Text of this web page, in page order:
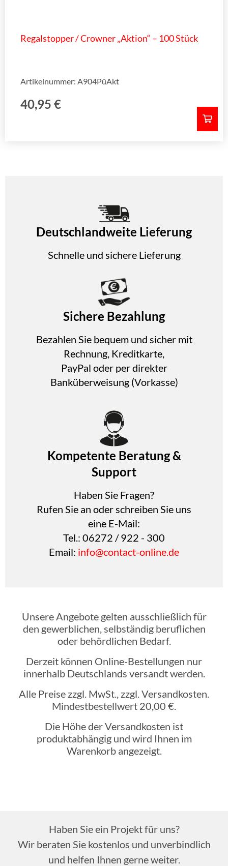
Regalstopper / Crowner „Aktion“ – 100 Stück
40,95 €
Artikelnummer: A904PüAkt
Deutschlandweite Lieferung
Schnelle und sichere Lieferung
Sichere Bezahlung
Bezahlen Sie bequem und sicher mit
Rechnung, Kreditkarte,
PayPal oder per direkter
Banküberweisung (Vorkasse)
Kompetente Beratung &
Support
Haben Sie Fragen?
Rufen Sie an oder schreiben Sie uns
eine E-Mail:
Tel.: 06272 / 922 - 300
Email: info@contact-online.de
Unsere Angebote gelten ausschließlich für
den gewerblichen, selbständig beruflichen
oder behördlichen Bedarf.
Derzeit können Online-Bestellungen nur
innerhalb Deutschlands versandt werden.
Alle Preise zzgl. MwSt., zzgl. Versandkosten.
Mindestbestellwert 20,00 €.
Die Höhe der Versandkosten ist
produktabhängig und wird Ihnen im
Warenkorb angezeigt.
Haben Sie ein Projekt für uns?
Wir beraten Sie kostenlos und unverbindlich
und helfen Ihnen gerne weiter.